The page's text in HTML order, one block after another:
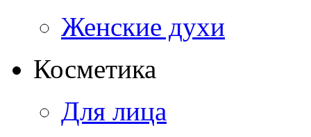
Женские духи
Косметика
Для лица